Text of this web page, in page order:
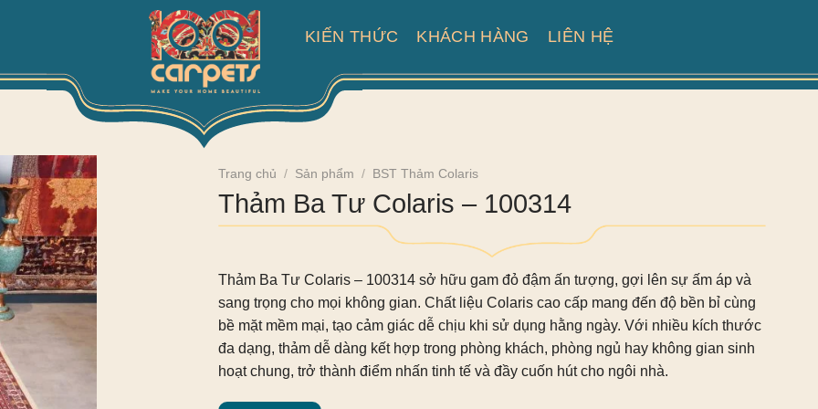
KIẾN THỨC KHÁCH HÀNG LIÊN HỆ
Trang chủ / Sản phẩm / BST Thảm Colaris
Thảm Ba Tư Colaris – 100314
Thảm Ba Tư Colaris – 100314 sở hữu gam đỏ đậm ấn tượng, gợi lên sự ấm áp và
sang trọng cho mọi không gian. Chất liệu Colaris cao cấp mang đến độ bền bỉ cùng
bề mặt mềm mại, tạo cảm giác dễ chịu khi sử dụng hằng ngày. Với nhiều kích thước
đa dạng, thảm dễ dàng kết hợp trong phòng khách, phòng ngủ hay không gian sinh
hoạt chung, trở thành điểm nhấn tinh tế và đầy cuốn hút cho ngôi nhà.